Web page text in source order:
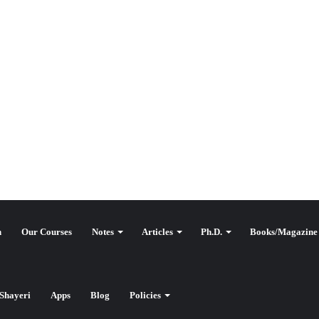
Our Courses Notes Articles Ph.D. Books/Magazine
Apps Blog Policies